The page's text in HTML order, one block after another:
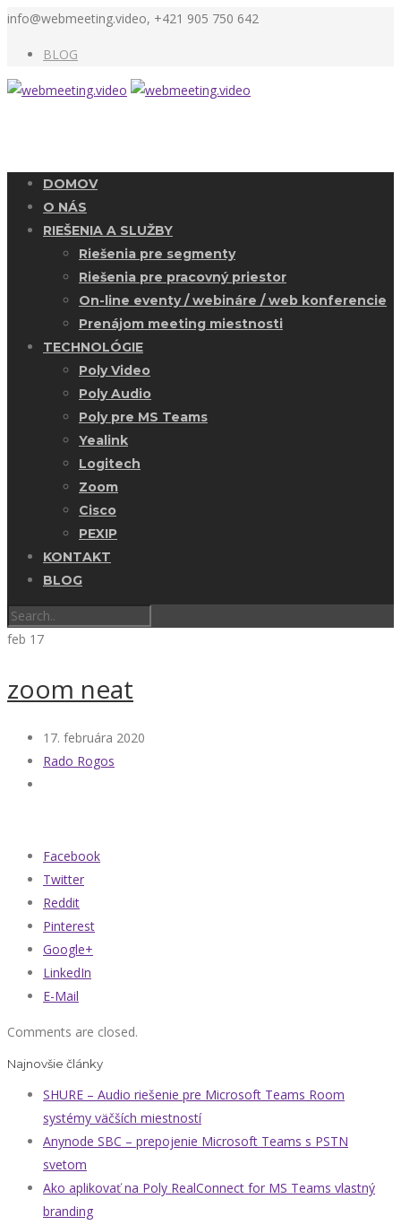
info@webmeeting.video, +421 905 750 642
BLOG
DOMOV
O NÁS
RIEŠENIA A SLUŽBY
Riešenia pre segmenty
Riešenia pre pracovný priestor
On-line eventy / webináre / web konferencie
Prenájom meeting miestnosti
TECHNOLÓGIE
Poly Video
Poly Audio
Poly pre MS Teams
Yealink
Logitech
Zoom
Cisco
PEXIP
KONTAKT
BLOG
feb 17
zoom neat
17. februára 2020
Rado Rogos
Facebook
Twitter
Reddit
Pinterest
Google+
LinkedIn
E-Mail
Comments are closed.
Najnovšie články
SHURE – Audio riešenie pre Microsoft Teams Room
systémy väčších miestností
Anynode SBC – prepojenie Microsoft Teams s PSTN
svetom
Ako aplikovať na Poly RealConnect for MS Teams vlastný
branding